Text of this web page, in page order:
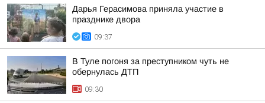
Дарья Герасимова приняла участие в
празднике двора
09:37
В Туле погоня за преступником чуть не
обернулась ДТП
09:30